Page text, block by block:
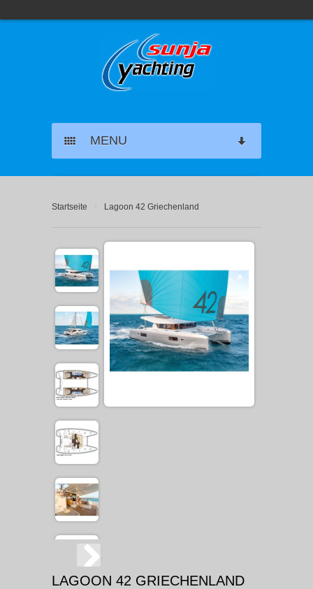
MENU
SEGELYACHT CHARTER
KATAMARAN CHARTER
MOTORYACHT CHARTER
MARINAS GRIECHENLAND
Startseite Lagoon 42 Griechenland
LAGOON 42 GRIECHENLAND